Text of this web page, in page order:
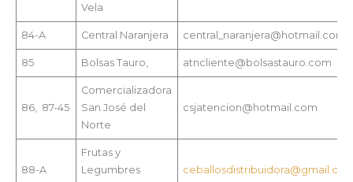
Vela
84-A Central Naranjera central_naranjera@hotmail.com
85 Bolsas Tauro, atncliente@bolsastauro.com
86, 87-45
Comercializadora
San José del
Norte
csjatencion@hotmail.com
88-A
Frutas y
Legumbres